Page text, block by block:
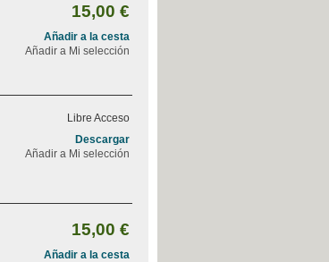
15,00 €
Añadir a la cesta
Añadir a Mi selección
Libre Acceso
Descargar
Añadir a Mi selección
15,00 €
Añadir a la cesta